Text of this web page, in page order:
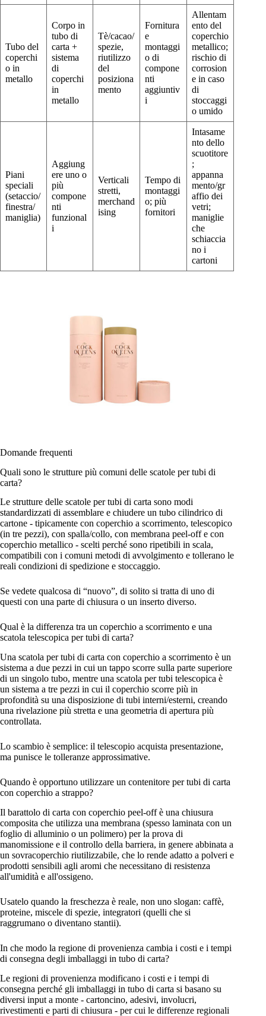
Tubo del
coperchi
o in
metallo
Corpo in
tubo di
carta +
sistema
di
coperchi
in
metallo
Tè/cacao/
spezie,
riutilizzo
del
posiziona
mento
Fornitura
e
montaggi
o di
compone
nti
aggiuntiv
i
Allentam
ento del
coperchio
metallico;
rischio di
corrosion
e in caso
di
stoccaggi
o umido
Piani
speciali
(setaccio/
finestra/
maniglia)
Aggiung
ere uno o
più
compone
nti
funzional
i
Verticali
stretti,
merchand
ising
Tempo di
montaggi
o; più
fornitori
Intasame
nto dello
scuotitore
;
appanna
mento/gr
affio dei
vetri;
maniglie
che
schiaccia
no i
cartoni
Domande frequenti
Quali sono le strutture più comuni delle scatole per tubi di
carta?
Le strutture delle scatole per tubi di carta sono modi
standardizzati di assemblare e chiudere un tubo cilindrico di
cartone - tipicamente con coperchio a scorrimento, telescopico
(in tre pezzi), con spalla/collo, con membrana peel-off e con
coperchio metallico - scelti perché sono ripetibili in scala,
compatibili con i comuni metodi di avvolgimento e tollerano le
reali condizioni di spedizione e stoccaggio.
Se vedete qualcosa di “nuovo”, di solito si tratta di uno di
questi con una parte di chiusura o un inserto diverso.
Qual è la differenza tra un coperchio a scorrimento e una
scatola telescopica per tubi di carta?
Una scatola per tubi di carta con coperchio a scorrimento è un
sistema a due pezzi in cui un tappo scorre sulla parte superiore
di un singolo tubo, mentre una scatola per tubi telescopica è
un sistema a tre pezzi in cui il coperchio scorre più in
profondità su una disposizione di tubi interni/esterni, creando
una rivelazione più stretta e una geometria di apertura più
controllata.
Lo scambio è semplice: il telescopio acquista presentazione,
ma punisce le tolleranze approssimative.
Quando è opportuno utilizzare un contenitore per tubi di carta
con coperchio a strappo?
Il barattolo di carta con coperchio peel-off è una chiusura
composita che utilizza una membrana (spesso laminata con un
foglio di alluminio o un polimero) per la prova di
manomissione e il controllo della barriera, in genere abbinata a
un sovracoperchio riutilizzabile, che lo rende adatto a polveri e
prodotti sensibili agli aromi che necessitano di resistenza
all'umidità e all'ossigeno.
Usatelo quando la freschezza è reale, non uno slogan: caffè,
proteine, miscele di spezie, integratori (quelli che si
raggrumano o diventano stantii).
In che modo la regione di provenienza cambia i costi e i tempi
di consegna degli imballaggi in tubo di carta?
Le regioni di provenienza modificano i costi e i tempi di
consegna perché gli imballaggi in tubo di carta si basano su
diversi input a monte - cartoncino, adesivi, involucri,
rivestimenti e parti di chiusura - per cui le differenze regionali